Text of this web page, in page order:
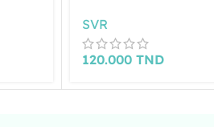
SVR
120.000 TND